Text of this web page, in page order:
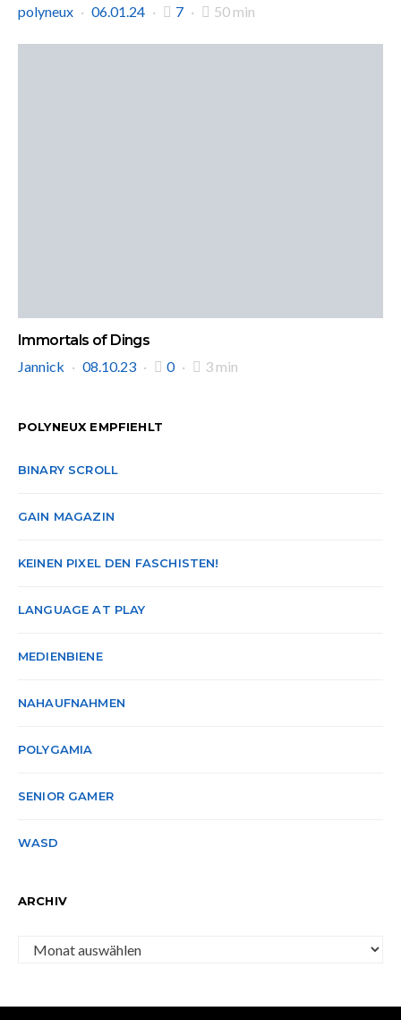
polyneux
06.01.24 7 50 min
Immortals of Dings
Jannick
08.10.23 0 3 min
POLYNEUX EMPFIEHLT
BINARY SCROLL
GAIN MAGAZIN
KEINEN PIXEL DEN FASCHISTEN!
LANGUAGE AT PLAY
MEDIENBIENE
NAHAUFNAHMEN
POLYGAMIA
SENIOR GAMER
WASD
ARCHIV
Archiv